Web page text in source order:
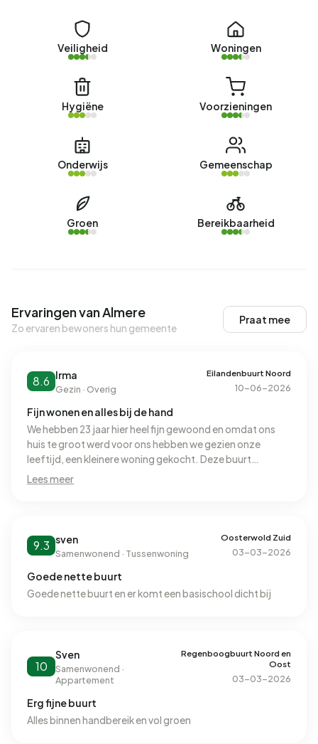
Veiligheid Woningen
Hygiëne Voorzieningen
Onderwijs Gemeenschap
Groen Bereikbaarheid
Ervaringen van Almere
Zo ervaren bewoners hun gemeente
Praat mee
8.6 Irma
Gezin · Overig
Eilandenbuurt Noord
10-06-2026
Fijn wonen en alles bij de hand
We hebben 23 jaar hier heel fijn gewoond en omdat ons
huis te groot werd voor ons hebben we gezien onze
leeftijd, een kleinere woning gekocht. Deze buurt
kenmerkt zich door een aantal gunstige factoren: weinig
veel groen. Scholen binnen loopafstand, station en
bussen idem evenals winkels. Binnen vijf minuten ben je
windstreken bereiken. Als iemand mij zou vragen of het
hier leuk wonen is zou ik dat zonder aarzeling
Lees meer
9.3 sven
Samenwonend · Tussenwoning
Oosterwold Zuid
03-03-2026
Goede nette buurt
Goede nette buurt en er komt een basischool dicht bij
10
Sven
Samenwonend ·
Appartement
Regenboogbuurt Noord en
Oost
03-03-2026
Erg fijne buurt
Alles binnen handbereik en vol groen